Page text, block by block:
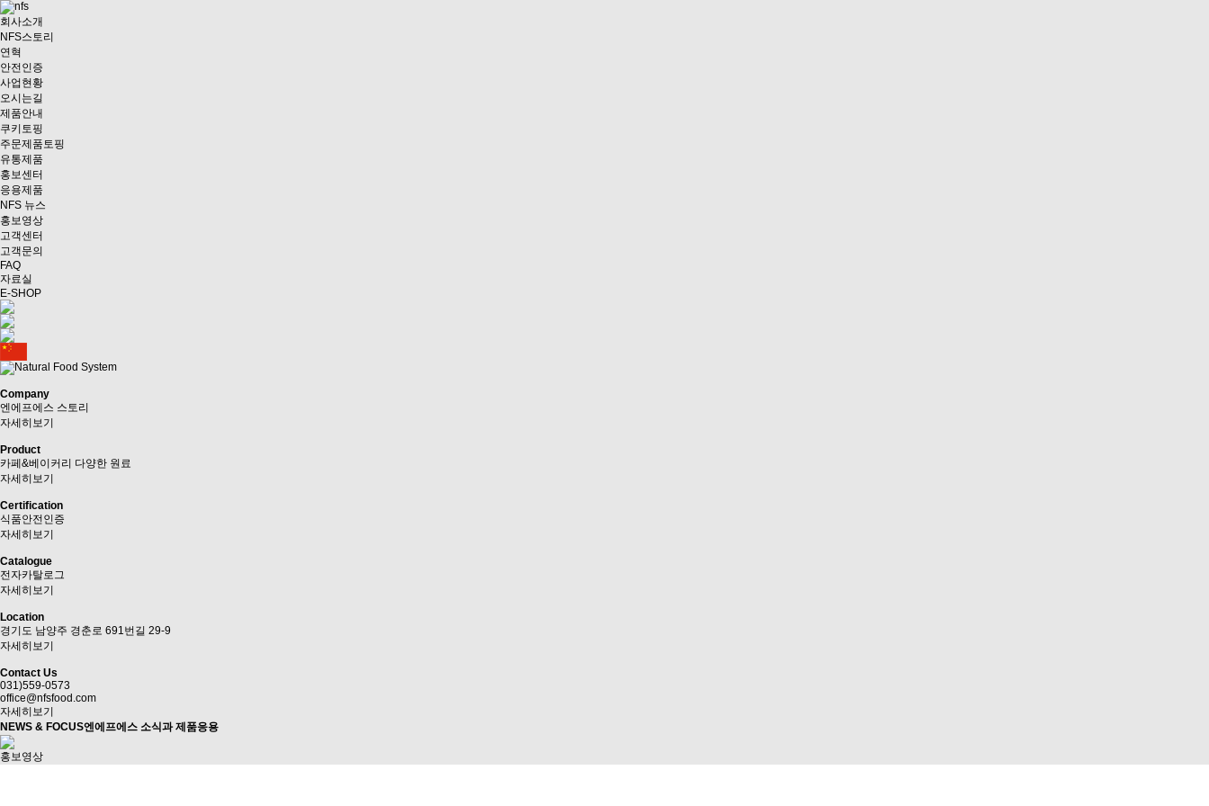
회사소개
NFS스토리
연혁
안전인증
사업현황
오시는길
제품안내
쿠키토핑
주문제품토핑
유통제품
홍보센터
응용제품
NFS 뉴스
홍보영상
고객센터
고객문의
FAQ
자료실
E-SHOP
Company
엔에프에스 스토리
자세히보기
Product
카페&베이커리 다양한 원료
자세히보기
Certification
식품안전인증
자세히보기
Catalogue
전자카탈로그
자세히보기
Location
경기도 남양주 경춘로 691번길 29-9
자세히보기
Contact Us
031)559-0573
office@nfsfood.com
자세히보기
NEWS & FOCUS엔에프에스 소식과 제품응용
홍보영상